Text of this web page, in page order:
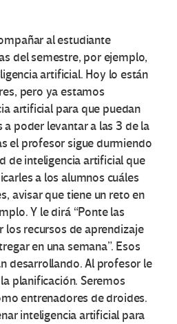
al estudiante
del semestre, por ejemplo,
artificial. Hoy lo están
pero ya estamos
artificial para que puedan
a poder levantar a las 3 de la
el profesor sigue durmiendo
de inteligencia artificial que
a los alumnos cuáles
avisar que tiene un reto en
Y le dirá “Ponte las
los recursos de aprendizaje
en una semana”. Esos
desarrollando. Al profesor le
planificación. Seremos
entrenadores de droides.
inteligencia artificial para